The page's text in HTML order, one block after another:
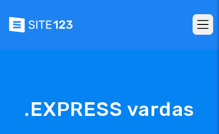
.EXPRESS vardas